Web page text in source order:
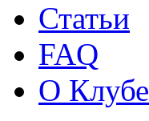
Статьи
FAQ
О Клубе